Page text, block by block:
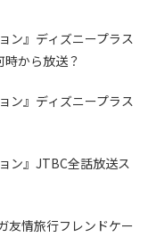
ン』ディズニープラス
から放送？
ン』ディズニープラス
ン』JTBC全話放送ス
友情旅行フレンドケー